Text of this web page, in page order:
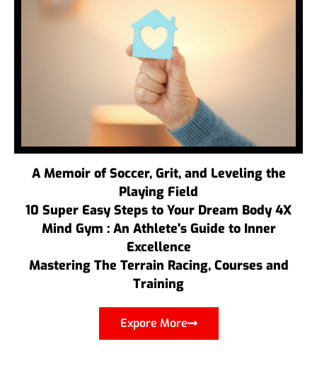
A Memoir of Soccer, Grit, and Leveling the
Playing Field
10 Super Easy Steps to Your Dream Body 4X
Mind Gym : An Athlete's Guide to Inner
Excellence
Mastering The Terrain Racing, Courses and
Training
Expore More